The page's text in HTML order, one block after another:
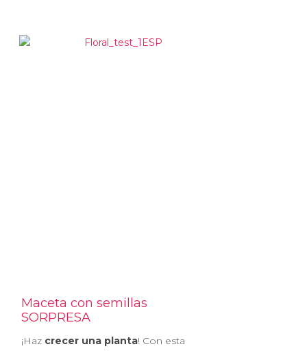
Maceta con semillas
SORPRESA
¡Haz crecer una planta! Con esta